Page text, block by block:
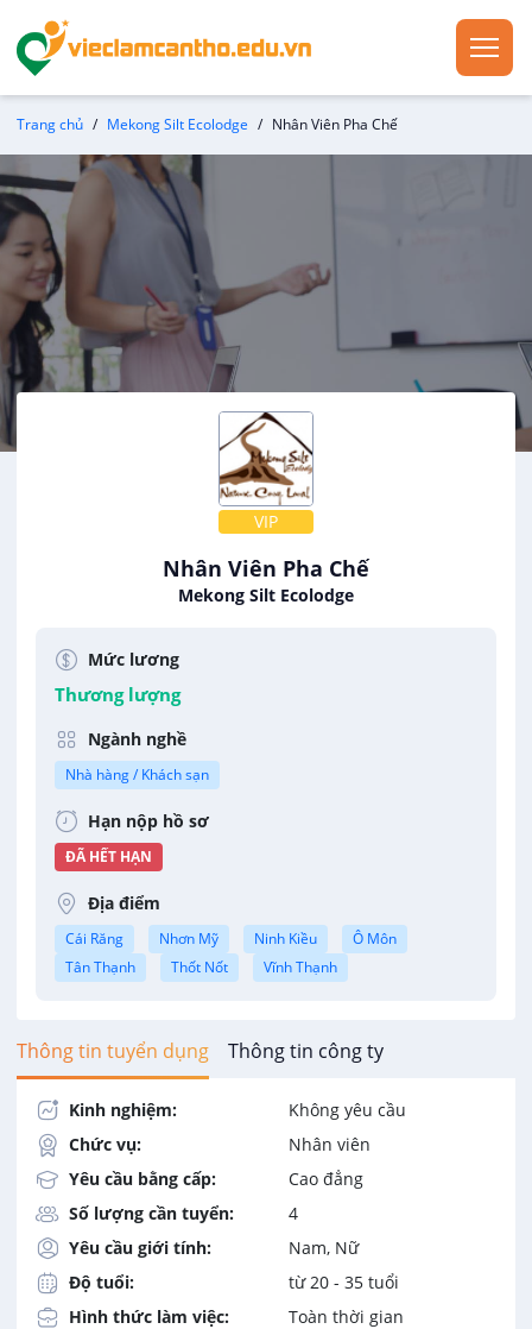
Trang chủ Mekong Silt Ecolodge Nhân Viên Pha Chế
VIP
Nhân Viên Pha Chế
Mekong Silt Ecolodge
Mức lương
Thương lượng
Ngành nghề
Nhà hàng / Khách sạn
Hạn nộp hồ sơ
ĐÃ HẾT HẠN
Địa điểm
Cái Răng Nhơn Mỹ Ninh Kiều
Ô Môn
Tân Thạnh
Thốt Nốt Vĩnh Thạnh
Thông tin tuyển dụng Thông tin công ty
Kinh nghiệm:
Không yêu cầu
Chức vụ:
Nhân viên
Yêu cầu bằng cấp:
Cao đẳng
Số lượng cần tuyển:
4
Yêu cầu giới tính:
Nam, Nữ
Độ tuổi:
từ 20 - 35 tuổi
Hình thức làm việc:
Toàn thời gian